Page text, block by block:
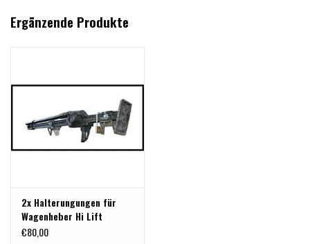
Ergänzende Produkte
2x Halterungungen für
Wagenheber Hi Lift
€80,00